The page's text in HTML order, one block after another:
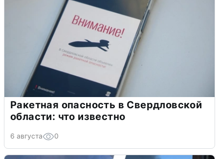
Ракетная опасность в Свердловской
области: что известно
6 августа 0